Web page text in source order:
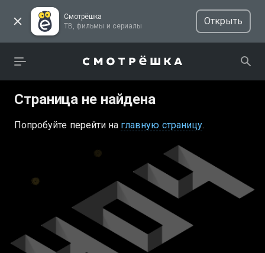
Смотрёшка
ТВ, фильмы и сериалы
Открыть
Страница не найдена
Попробуйте перейти на главную страницу.